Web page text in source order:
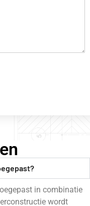
in combinatie
wordt